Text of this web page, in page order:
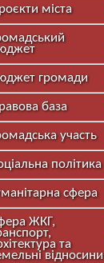
міста
громади
база
участь
політика
сфера
ЖКГ,
та
відносини